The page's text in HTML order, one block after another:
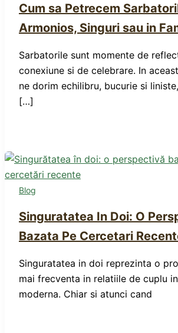
Cum sa Petrecem
Armonios, Singuri sau in
Sarbatorile sunt momente de
conexiune si de celebrare. In
ne dorim echilibru, bucurie si
[…]
Blog
Singuratatea In Doi: O
Bazata Pe Cercetari
Singuratatea in doi reprezinta o
mai frecventa in relatiile de cuplu
moderna. Chiar si atunci cand